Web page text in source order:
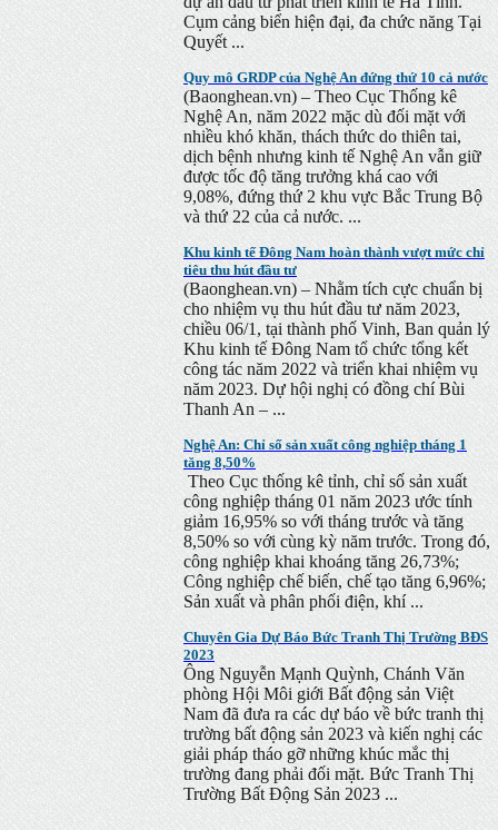
Cụm cảng biển hiện đại, đa chức năng Tại
Quyết ...
Quy mô GRDP của Nghệ An đứng thứ 10 cả nước
(Baonghean.vn) – Theo Cục Thống kê
Nghệ An, năm 2022 mặc dù đối mặt với
nhiều khó khăn, thách thức do thiên tai,
dịch bệnh nhưng kinh tế Nghệ An vẫn giữ
được tốc độ tăng trưởng khá cao với
9,08%, đứng thứ 2 khu vực Bắc Trung Bộ
và thứ 22 của cả nước. ...
Khu kinh tế Đông Nam hoàn thành vượt mức chỉ
tiêu thu hút đầu tư
(Baonghean.vn) – Nhằm tích cực chuẩn bị
cho nhiệm vụ thu hút đầu tư năm 2023,
chiều 06/1, tại thành phố Vinh, Ban quản lý
Khu kinh tế Đông Nam tổ chức tổng kết
công tác năm 2022 và triển khai nhiệm vụ
năm 2023. Dự hội nghị có đồng chí Bùi
Thanh An – ...
Nghệ An: Chỉ số sản xuất công nghiệp tháng 1
tăng 8,50%
Theo Cục thống kê tỉnh, chỉ số sản xuất
công nghiệp tháng 01 năm 2023 ước tính
giảm 16,95% so với tháng trước và tăng
8,50% so với cùng kỳ năm trước. Trong đó,
công nghiệp khai khoáng tăng 26,73%;
Công nghiệp chế biến, chế tạo tăng 6,96%;
Sản xuất và phân phối điện, khí ...
Chuyên Gia Dự Báo Bức Tranh Thị Trường BĐS
2023
Ông Nguyễn Mạnh Quỳnh, Chánh Văn
phòng Hội Môi giới Bất động sản Việt
Nam đã đưa ra các dự báo về bức tranh thị
trường bất động sản 2023 và kiến nghị các
giải pháp tháo gỡ những khúc mắc thị
trường đang phải đối mặt. Bức Tranh Thị
Trường Bất Động Sản 2023 ...